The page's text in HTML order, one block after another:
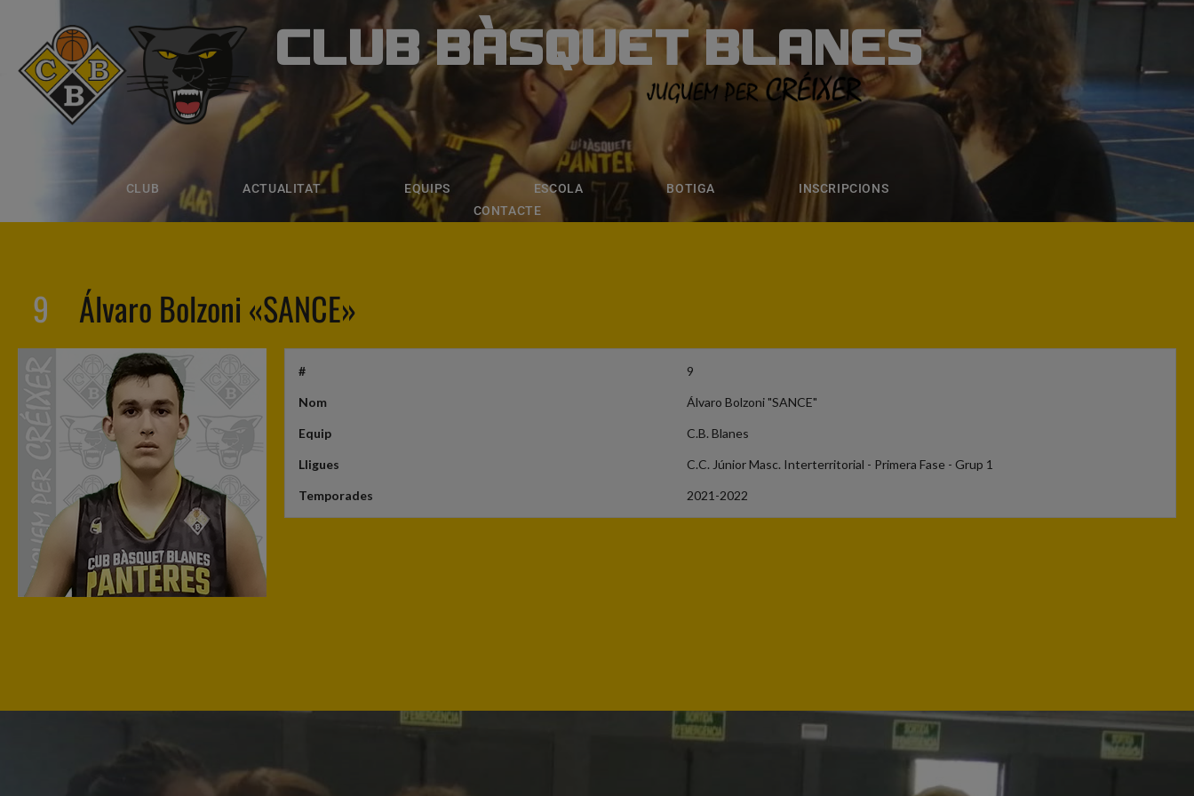
CLUB BÀSQUET BLANES
CLUB ACTUALITAT EQUIPS ESCOLA BOTIGA
INSCRIPCIONS
CONTACTE
CLUB BÀSQUET BLANES
ACTUALITAT ESCOLA BOTIGA INSCRIPCIONS
9 Álvaro Bolzoni «SANCE»
# 9
Nom Álvaro Bolzoni "SANCE"
Equip C.B. Blanes
Lligues C.C. Júnior Masc. Interterritorial - Primera Fase - Grup 1
Temporades 2021-2022